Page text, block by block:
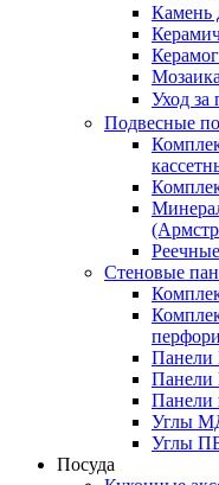
Камень
Уход за
Подвесные
Стеновые
Панели
Углы
Углы
Посуда